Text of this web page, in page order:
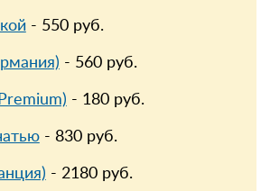
- 550руб.
- 560руб.
- 180руб.
- 830руб.
- 2180руб.